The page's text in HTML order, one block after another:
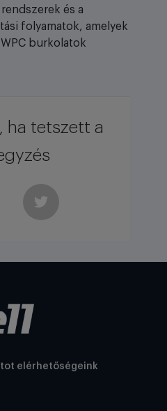
és a
folyamatok, amelyek
burkolatok
ha tetszett a
elérhetőségeink